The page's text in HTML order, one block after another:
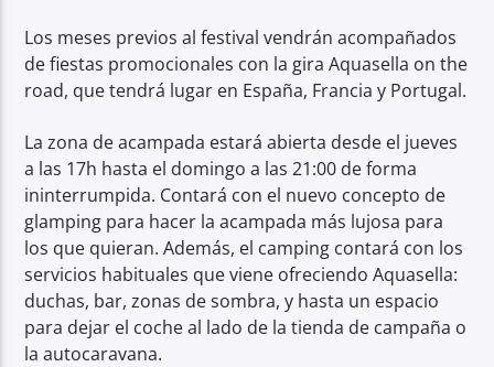
Los meses previos al festival vendrán acompañados
de fiestas promocionales con la gira Aquasella on the
road, que tendrá lugar en España, Francia y Portugal.
La zona de acampada estará abierta desde el jueves
a las 17h hasta el domingo a las 21:00 de forma
ininterrumpida. Contará con el nuevo concepto de
glamping para hacer la acampada más lujosa para
los que quieran. Además, el camping contará con los
servicios habituales que viene ofreciendo Aquasella:
duchas, bar, zonas de sombra, y hasta un espacio
para dejar el coche al lado de la tienda de campaña o
la autocaravana.